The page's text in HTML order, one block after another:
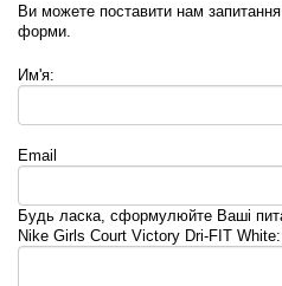
Ви можете поставити нам
форми.
Им'я:
Email
Будь ласка, сформулюйте Ваші
Nike Girls Court Victory Dri-FIT White: